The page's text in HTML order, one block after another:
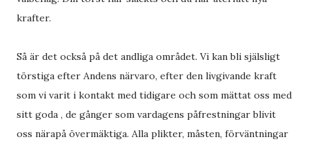
krafter.
Så är det också på det andliga området. Vi kan bli själsligt
törstiga efter Andens närvaro, efter den livgivande kraft
som vi varit i kontakt med tidigare och som mättat oss med
sitt goda , de gånger som vardagens påfrestningar blivit
oss närapå övermäktiga. Alla plikter, måsten, förväntningar